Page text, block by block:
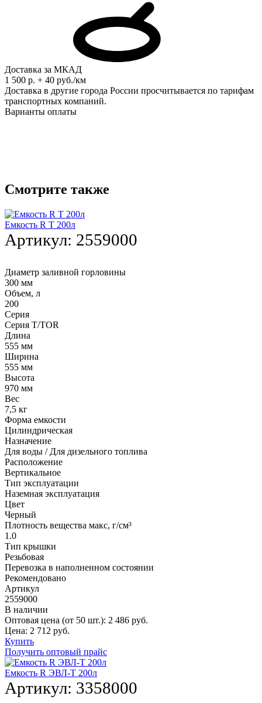
Доставка за МКАД
1 500 р. + 40 руб./км
Доставка в другие города России просчитывается по тарифам
транспортных компаний.
Варианты оплаты
Смотрите также
Емкость R T 200л
Артикул: 2559000
Диаметр заливной горловины
300 мм
Объем, л
200
Серия
Серия T/TOR
Длина
555 мм
Ширина
555 мм
Высота
970 мм
Вес
7,5 кг
Форма емкости
Цилиндрическая
Назначение
Для воды / Для дизельного топлива
Расположение
Вертикальное
Тип эксплуатации
Наземная эксплуатация
Цвет
Черный
Плотность вещества макс, г/см³
1.0
Тип крышки
Резьбовая
Перевозка в наполненном состоянии
Рекомендовано
Артикул
2559000
В наличии
Оптовая цена (от 50 шт.): 2 486 руб.
Цена: 2 712 руб.
Купить
Получить оптовый прайс
Емкость R ЭВЛ-Т 200л
Артикул: 3358000